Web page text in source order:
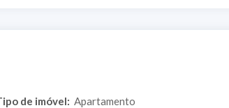
de imóvel: Apartamento